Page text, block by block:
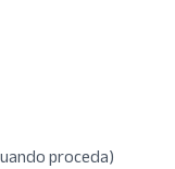
proceda)